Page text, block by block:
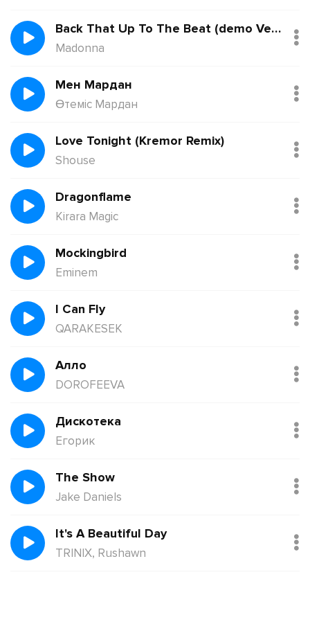
Back That Up To The Beat (demo Version)
Madonna
Мен Мардан
Өтеміс Мардан
Love Tonight (Kremor Remix)
Shouse
Dragonflame
Kirara Magic
Mockingbird
Eminem
I Can Fly
QARAKESEK
Алло
DOROFEEVA
Дискотека
Егорик
The Show
Jake Daniels
It's A Beautiful Day
TRINIX, Rushawn